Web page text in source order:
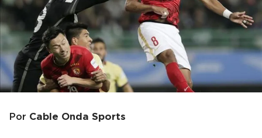
Por Cable Onda Sports